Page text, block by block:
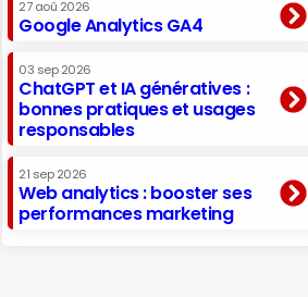
27 aoû 2026
Google Analytics GA4
03 sep 2026
ChatGPT et IA génératives :
bonnes pratiques et usages
responsables
21 sep 2026
Web analytics : booster ses
performances marketing